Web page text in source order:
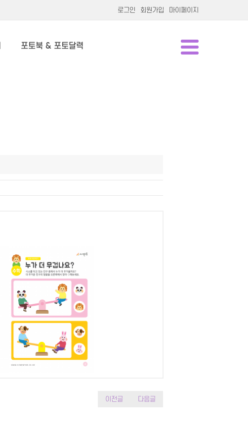
로그인 회원가입 마이페이지
포토북 & 포토달력
이전글 다음글